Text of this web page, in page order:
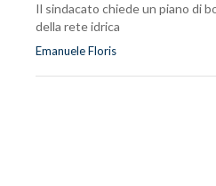
Il sindacato chiede un piano di
della rete idrica
Emanuele Floris